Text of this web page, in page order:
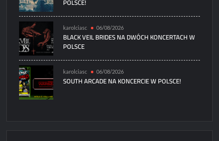
POLSCE!
karolciasc 06/08/2026
BLACK VEIL BRIDES NA DWÓCH KONCERTACH W
POLSCE
karolciasc 06/08/2026
SOUTH ARCADE NA KONCERCIE W POLSCE!